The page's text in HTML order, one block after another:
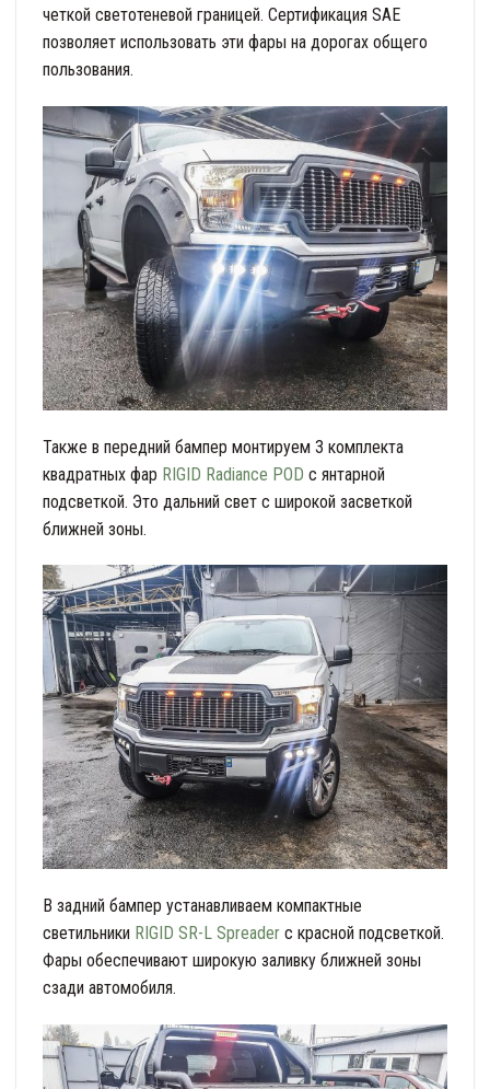
четкой светотеневой границей. Сертификация SAE
позволяет использовать эти фары на дорогах общего
пользования.
Также в передний бампер монтируем 3 комплекта
квадратных фар RIGID Radiance POD с янтарной
подсветкой. Это дальний свет с широкой засветкой
ближней зоны.
В задний бампер устанавливаем компактные
светильники RIGID SR-L Spreader с красной подсветкой.
Фары обеспечивают широкую заливку ближней зоны
сзади автомобиля.